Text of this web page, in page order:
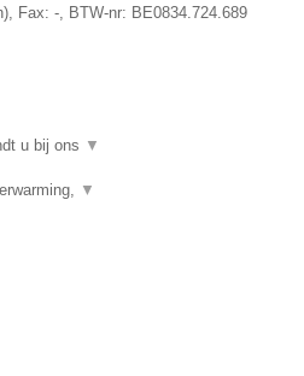
, Fax: -, BTW-nr: BE0834.724.689
u bij ons ▼
▼